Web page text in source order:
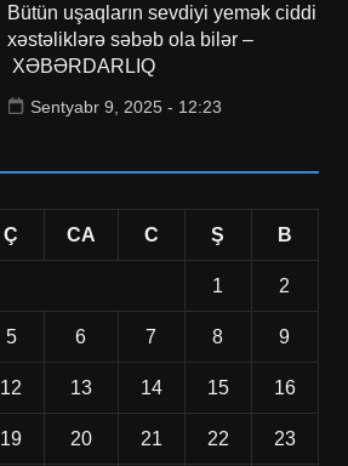
Bütün uşaqların sevdiyi yemək ciddi
xəstəliklərə səbəb ola bilər –
XƏBƏRDARLIQ
Sentyabr 9, 2025 - 12:23
Ç CA C Ş B
1 2
5 6 7 8 9
12 13 14 15 16
19 20 21 22 23